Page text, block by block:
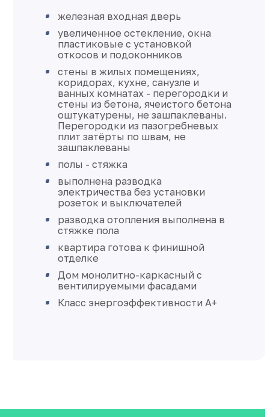
железная входная дверь
увеличенное остекление, окна
пластиковые с установкой
откосов и подоконников
стены в жилых помещениях,
коридорах, кухне, санузле и
ванных комнатах - перегородки и
стены из бетона, ячеистого бетона
оштукатурены, не зашпаклеваны.
Перегородки из пазогребневых
плит затёрты по швам, не
зашпаклеваны
полы - стяжка
выполнена разводка
электричества без установки
розеток и выключателей
разводка отопления выполнена в
стяжке пола
квартира готова к финишной
отделке
Дом монолитно-каркасный с
вентилируемыми фасадами
Класс энергоэффективности А+